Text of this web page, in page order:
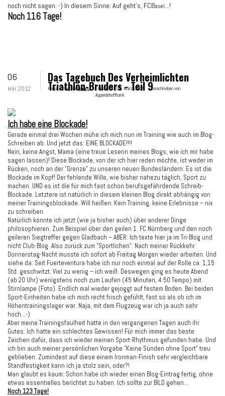
noch nicht sagen. -) In diesem Sinne: Auf geht’s, FCBasel...!
Noch 116 Tage!
06
Mär 2012
Das Tagebuch Des Verheimlichten
Triathlon-Bruders - Teil 9
Hauptkategorie: News Erstellt: 06. März 2012
Geschrieben von
Apperdohoffbank
Ich habe eine Blockade!
Gerade einmal drei Wochen mühe ich mich nun im Training wie auch im Blog-
Schreiben ab. Und jetzt das: EINE BLOCKADE!!!!
Nein, keine Angst, Mama (eine treue Leserin meines Blogs, wie ich mir habe
sagen lassen)! Diese Blockade, von der ich hier reden möchte, ist weder im
Rücken, noch an der "Grenze" zu unseren neuen Bundesländern: Es ist die
Blockade im Kopf! Der fehlende Wille, wie bisher nahezu täglich, Sport zu
machen. UND es ist die für mich fast schon berufsgefährdende Schreib-
Blockade. Letztere ist natürlich in diesem kleinen Blog direkt abhängig von
meiner Trainingsblockade. Will heißen: Kein Training, keine Erlebnisse – nix
zu schreiben.
Natürlich könnte ich jetzt (wie ja bisher auch) über anderer Dinge
philosophieren. Zum Beispiel über den geilen 1. FC Nürnberg und den noch
geileren Siegtreffer gegen Gladbach – ABER: Ich texte hier ja im Tri-Blog und
nicht Club-Blog. Also zurück zum "Sportlichen": Nach meiner Rückkehr
Donnerstag-Nacht musste ich sofort ab Freitag Morgen wieder arbeiten. Und
siehe da: Seit Fuerteventura habe ich nur noch einmal auf der Rolle ca. 1,15
Std. geschwitzt. Viel zu wenig – ich weiß. Deswegen ging es heute Abend
(ab 20 Uhr) wenigstens noch zum Laufen (45 Minuten, 4:50 Tempo) mit
Stirnlampe (Foto). Endlich mal wieder gejoggt auf festem Boden. Bei beiden
Sport-Einheiten habe ich mich recht frisch gefühlt, fast so als ob ich im
Höhentrainingslager war. Naja, mit dem Flugzeug war ich ja auch sehr
hoch…-)
Aber meine Trainingsfaulheit hatte in den vergangenen Tagen auch ihr
Gutes: Ich hatte ein schlechtes Gewissen! Für mich immer das beste
Zeichen dafür, dass ich wieder meinen Sport-Rhythmus gefunden habe. Und
ich bin auch meiner persönlichen Vorgabe "Keine Sünden ohne Sport" treu
geblieben. Zumindest auf diese einem Ironman-Finish sehr vergleichbare
Standfestigkeit kann ich ja stolz sein, oder?!
Man glaubt es kaum: Schon habe ich wieder einen Blog-Eintrag fertig, ohne
etwas essentielles berichtet zu haben. Ich sollte zur BILD gehen…
Noch 123 Tage!